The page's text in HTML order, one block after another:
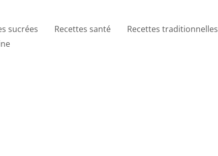
sucrées Recettes santé Recettes traditionnelles